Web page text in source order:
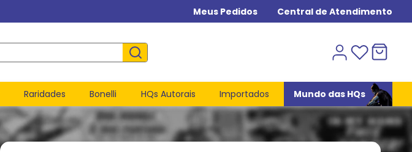
Meus Pedidos Central de Atendimento
Raridades Bonelli HQs Autorais Importados Mundo das HQs